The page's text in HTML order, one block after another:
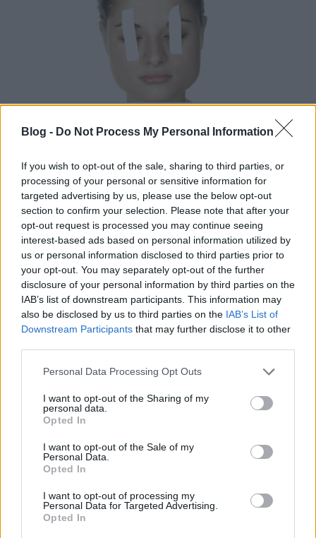
Blog - Do Not Process My Personal Information
If you wish to opt-out of the sale, sharing to third parties, or
processing of your personal or sensitive information for
targeted advertising by us, please use the below opt-out
section to confirm your selection. Please note that after your
opt-out request is processed you may continue seeing
interest-based ads based on personal information utilized by
us or personal information disclosed to third parties prior to
your opt-out. You may separately opt-out of the further
disclosure of your personal information by third parties on the
IAB’s list of downstream participants. This information may
also be disclosed by us to third parties on the IAB’s List of
Downstream Participants that may further disclose it to other
Please note that this website/app uses one or more Google
not limited to your visit or usage behaviour. You may click to
grant or deny consent to Google and its third-party tags to
use your data for below specified purposes in below Google
consent section.
Personal Data Processing Opt Outs
I want to opt-out of the Sharing of my
personal data.
Opted In
I want to opt-out of the Sale of my
Personal Data.
Opted In
I want to opt-out of processing my
Personal Data for Targeted Advertising.
Opted In
Életportrék
Az a valódi műalkotás, amit ha nézel, az visszanéz
rád. Bohumil Hrabal pl. azt írta, hogy "Egyszer egy
szép, de elgyötört ember aprócska tükröt...
2012 / 11 / 10 Tovább
Együtt-Élés – Szász Lilla
A Magyar Fotográfusok Háza – Mai Manó Ház
Folyamatos Jelen címet viselő kiállítás és